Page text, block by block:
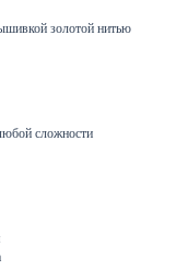
золотой нитью
сложности